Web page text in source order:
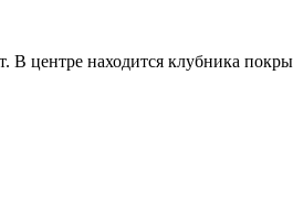
центре находится клубника